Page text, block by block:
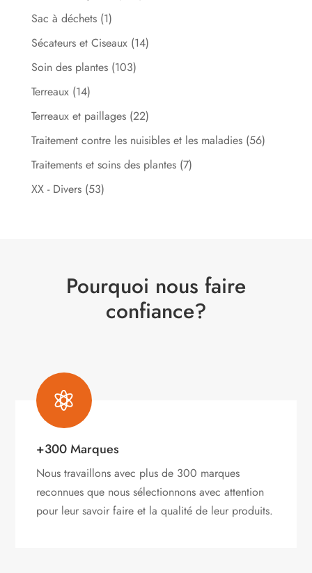
Sac à déchets (1)
Sécateurs et Ciseaux (14)
Soin des plantes (103)
Terreaux (14)
Terreaux et paillages (22)
Traitement contre les nuisibles et les maladies (56)
Traitements et soins des plantes (7)
XX - Divers (53)
Pourquoi nous faire
confiance?

+300 Marques
Nous travaillons avec plus de 300 marques
reconnues que nous sélectionnons avec attention
pour leur savoir faire et la qualité de leur produits.